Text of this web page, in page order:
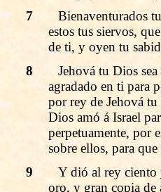
7
Bienaventurados
estos tus siervos,
de ti, y oyen tu
8
Jehová tu Dios
agradado en ti para
por rey de Jehová
Dios amó á Israel
perpetuamente, por
sobre ellos, para
9
Y dió al rey ciento
oro, y gran copia de